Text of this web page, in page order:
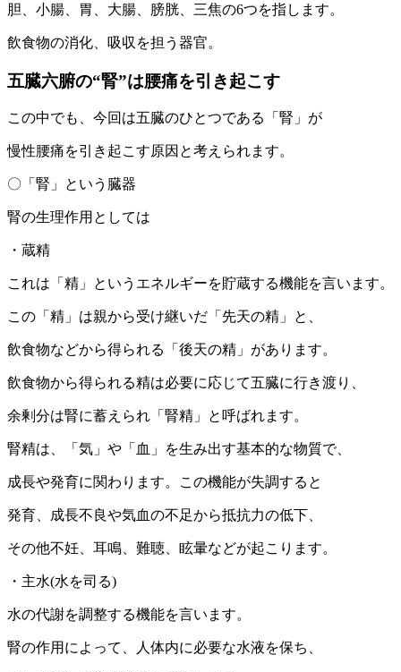
胆、小腸、胃、大腸、膀胱、三焦の6つを指します。
飲食物の消化、吸収を担う器官。
五臓六腑の“腎”は腰痛を引き起こす
この中でも、今回は五臓のひとつである「腎」が
慢性腰痛を引き起こす原因と考えられます。
〇「腎」という臓器
腎の生理作用としては
・蔵精
これは「精」というエネルギーを貯蔵する機能を言います。
この「精」は親から受け継いだ「先天の精」と、
飲食物などから得られる「後天の精」があります。
飲食物から得られる精は必要に応じて五臓に行き渡り、
余剰分は腎に蓄えられ「腎精」と呼ばれます。
腎精は、「気」や「血」を生み出す基本的な物質で、
成長や発育に関わります。この機能が失調すると
発育、成長不良や気血の不足から抵抗力の低下、
その他不妊、耳鳴、難聴、眩暈などが起こります。
・主水(水を司る)
水の代謝を調整する機能を言います。
腎の作用によって、人体内に必要な水液を保ち、